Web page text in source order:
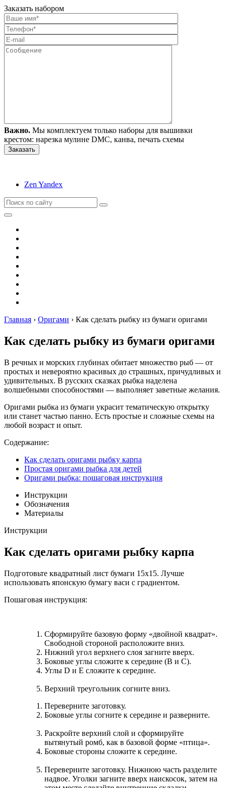
Заказать набором
Важно. Мы комплектуем только наборы для вышивки
крестом: нарезка мулине DMC, канва, печать схемы
Zen Yandex
Главная › Оригами › Как сделать рыбку из бумаги оригами
Как сделать рыбку из бумаги оригами
В речных и морских глубинах обитает множество рыб — от
простых и невероятно красивых до страшных, причудливых и
удивительных. В русских сказках рыбка наделена
волшебными способностями — выполняет заветные желания.
Оригами рыбка из бумаги украсит тематическую открытку
или станет частью панно. Есть простые и сложные схемы на
любой возраст и опыт.
Содержание:
Как сделать оригами рыбку карпа
Простая оригами рыбка для детей
Оригами рыбка: пошаговая инструкция
Инструкции
Обозначения
Материалы
Инструкции
Как сделать оригами рыбку карпа
Подготовьте квадратный лист бумаги 15х15. Лучше
использовать японскую бумагу васи с градиентом.
Пошаговая инструкция:
Сформируйте базовую форму «двойной квадрат».
Свободной стороной расположите вниз.
Нижний угол верхнего слоя загните вверх.
Боковые углы сложите к середине (В и С).
Углы D и Е сложите к середине.
Верхний треугольник согните вниз.
Переверните заготовку.
Боковые углы согните к середине и разверните.
Раскройте верхний слой и сформируйте
вытянутый ромб, как в базовой форме «птица».
Боковые стороны сложите к середине.
Переверните заготовку. Нижнюю часть разделите
надвое. Уголки загните вверх наискосок, затем на